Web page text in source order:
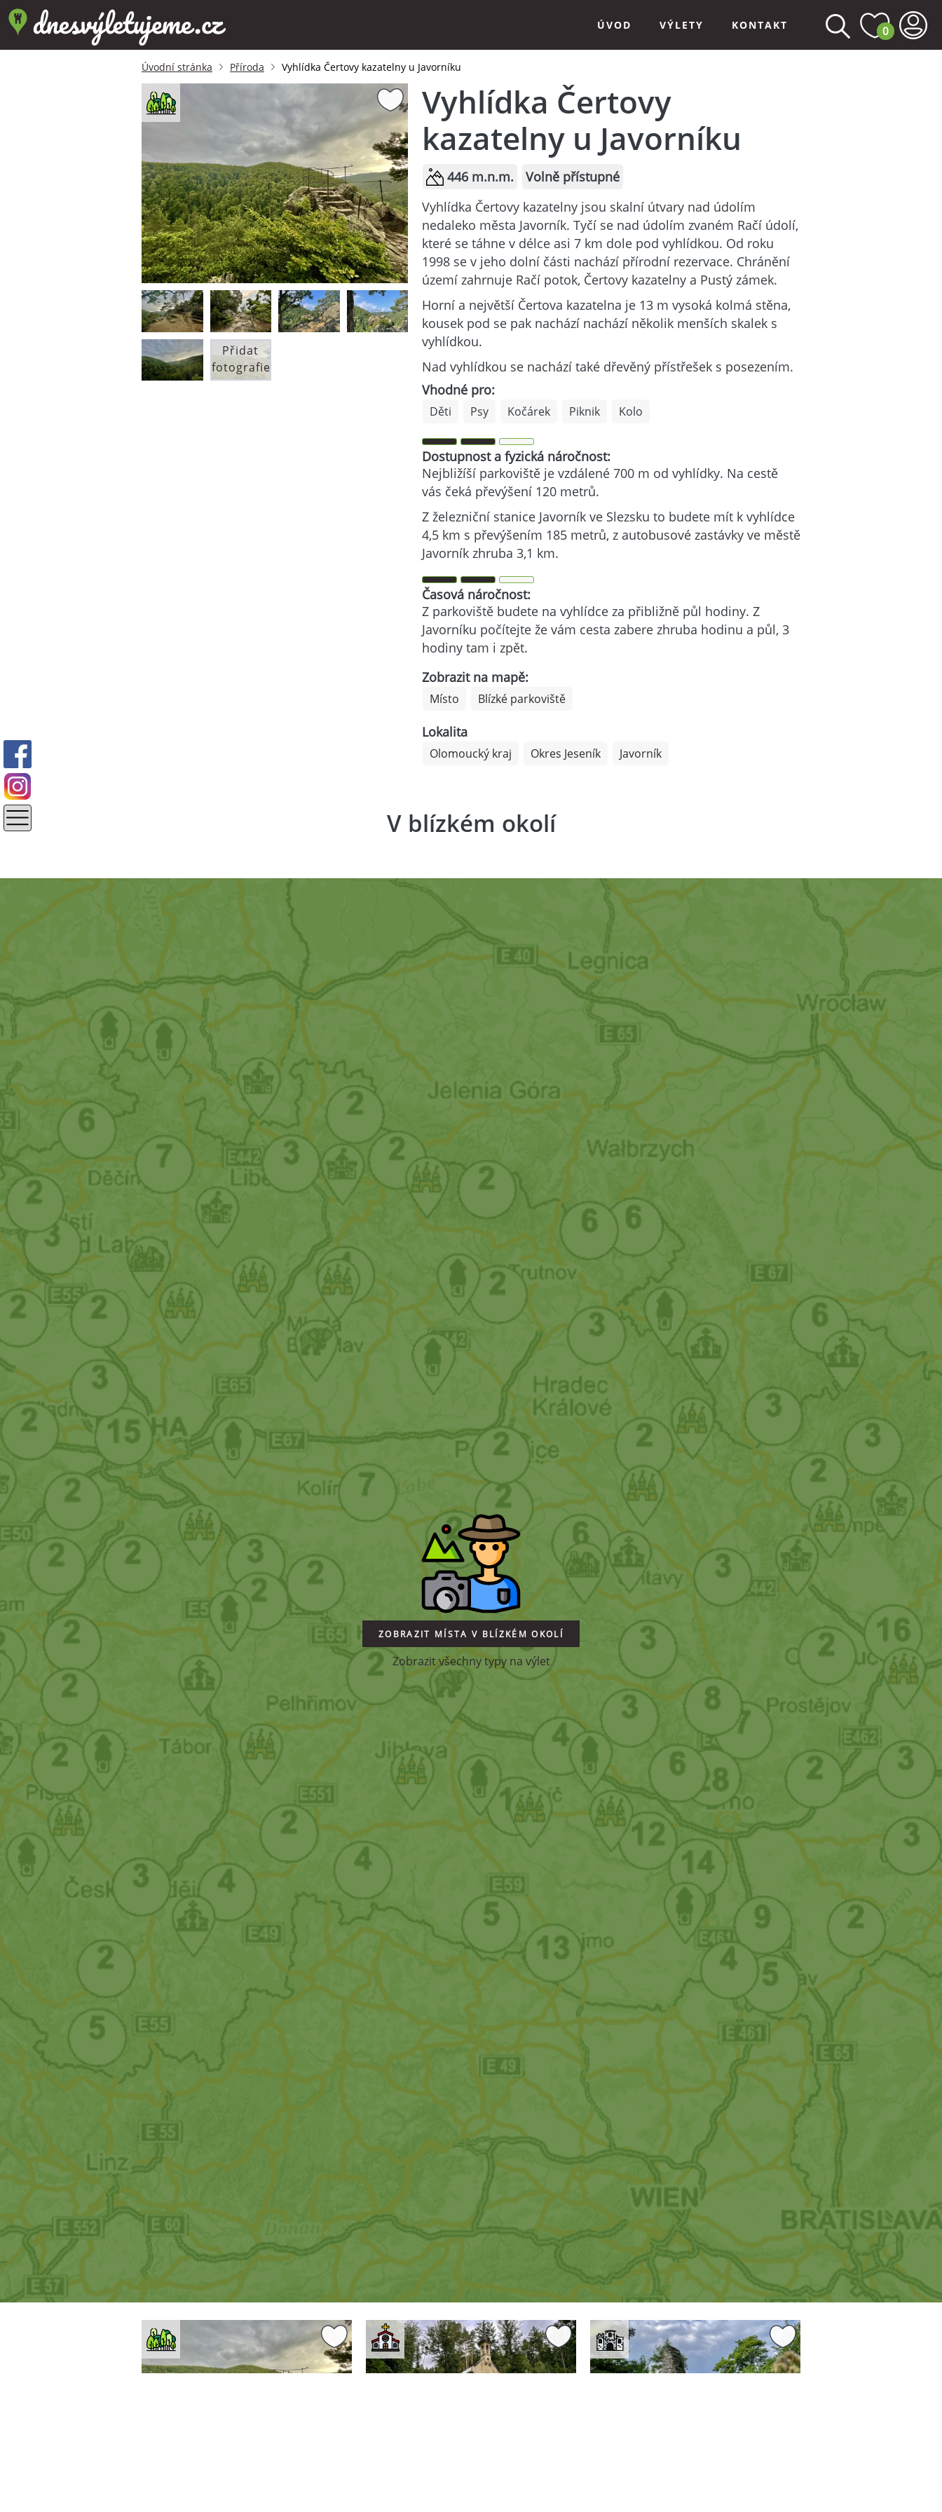
ÚVOD VÝLETY KONTAKT 0
Úvodní stránka Příroda Vyhlídka Čertovy kazatelny u Javorníku
Přidat
fotografie
Vyhlídka Čertovy
kazatelny u Javorníku
446 m.n.m.
Volně přístupné
Vyhlídka Čertovy kazatelny jsou skalní útvary nad údolím
nedaleko města Javorník. Tyčí se nad údolím zvaném Račí údolí,
které se táhne v délce asi 7 km dole pod vyhlídkou. Od roku
1998 se v jeho dolní části nachází přírodní rezervace. Chránění
území zahrnuje Račí potok, Čertovy kazatelny a Pustý zámek.
Horní a největší Čertova kazatelna je 13 m vysoká kolmá stěna,
kousek pod se pak nachází nachází několik menších skalek s
vyhlídkou.
Nad vyhlídkou se nachází také dřevěný přístřešek s posezením.
Vhodné pro:
Děti Psy Kočárek Piknik Kolo
Dostupnost a fyzická náročnost:
Nejbližíší parkoviště je vzdálené 700 m od vyhlídky. Na cestě
vás čeká převýšení 120 metrů.
Z železniční stanice Javorník ve Slezsku to budete mít k vyhlídce
4,5 km s převýšením 185 metrů, z autobusové zastávky ve městě
Javorník zhruba 3,1 km.
Časová náročnost:
Z parkoviště budete na vyhlídce za přibližně půl hodiny. Z
Javorníku počítejte že vám cesta zabere zhruba hodinu a půl, 3
hodiny tam i zpět.
Zobrazit na mapě:
Místo Blízké parkoviště
Lokalita
Olomoucký kraj Okres Jeseník Javorník
V blízkém okolí
ZOBRAZIT MÍSTA V BLÍZKÉM OKOLÍ
Zobrazit všechny typy na výlet